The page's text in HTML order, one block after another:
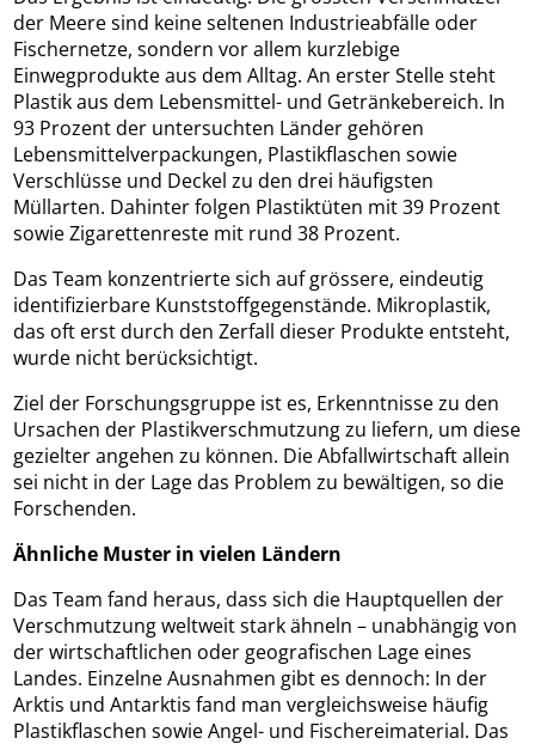
der Meere sind keine seltenen Industrieabfälle oder
Fischernetze, sondern vor allem kurzlebige
Einwegprodukte aus dem Alltag. An erster Stelle steht
Plastik aus dem Lebensmittel- und Getränkebereich. In
93 Prozent der untersuchten Länder gehören
Lebensmittelverpackungen, Plastikflaschen sowie
Verschlüsse und Deckel zu den drei häufigsten
Müllarten. Dahinter folgen Plastiktüten mit 39 Prozent
sowie Zigarettenreste mit rund 38 Prozent.
Das Team konzentrierte sich auf grössere, eindeutig
identifizierbare Kunststoffgegenstände. Mikroplastik,
das oft erst durch den Zerfall dieser Produkte entsteht,
wurde nicht berücksichtigt.
Ziel der Forschungsgruppe ist es, Erkenntnisse zu den
Ursachen der Plastikverschmutzung zu liefern, um diese
gezielter angehen zu können. Die Abfallwirtschaft allein
sei nicht in der Lage das Problem zu bewältigen, so die
Forschenden.
Ähnliche Muster in vielen Ländern
Das Team fand heraus, dass sich die Hauptquellen der
Verschmutzung weltweit stark ähneln – unabhängig von
der wirtschaftlichen oder geografischen Lage eines
Landes. Einzelne Ausnahmen gibt es dennoch: In der
Arktis und Antarktis fand man vergleichsweise häufig
Plastikflaschen sowie Angel- und Fischereimaterial. Das